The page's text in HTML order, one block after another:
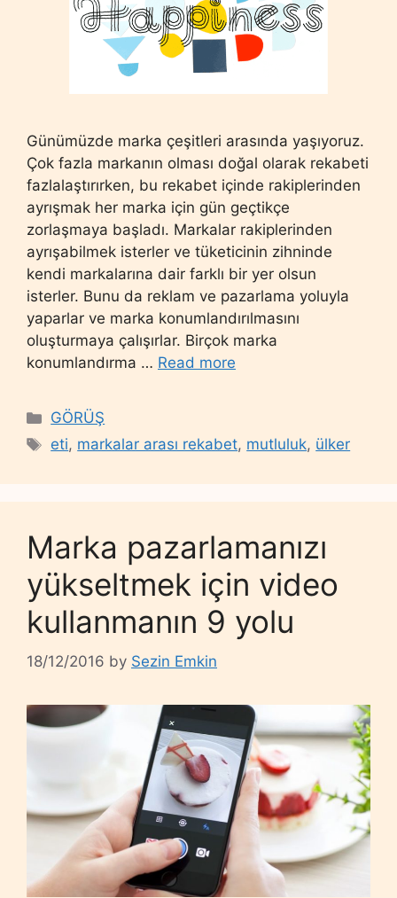
Günümüzde marka çeşitleri arasında yaşıyoruz.
Çok fazla markanın olması doğal olarak rekabeti
fazlalaştırırken, bu rekabet içinde rakiplerinden
ayrışmak her marka için gün geçtikçe
zorlaşmaya başladı. Markalar rakiplerinden
ayrışabilmek isterler ve tüketicinin zihninde
kendi markalarına dair farklı bir yer olsun
isterler. Bunu da reklam ve pazarlama yoluyla
yaparlar ve marka konumlandırılmasını
oluşturmaya çalışırlar. Birçok marka
konumlandırma … Read more
Categories
GÖRÜŞ
Tags
eti, markalar arası rekabet, mutluluk, ülker
Marka pazarlamanızı
yükseltmek için video
kullanmanın 9 yolu
18/12/2016 by Sezin Emkin